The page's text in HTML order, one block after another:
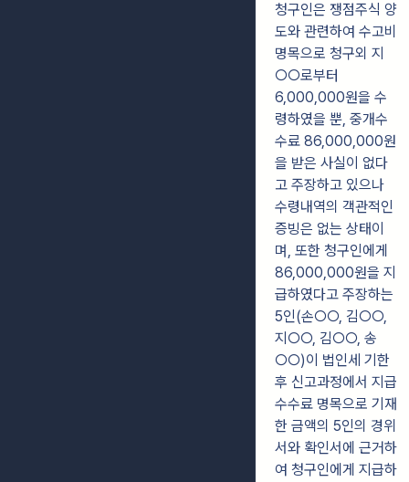
청구인은 쟁점주식 양
도와 관련하여 수고비
명목으로 청구외 지
○○로부터
6,000,000원을 수
령하였을 뿐, 중개수
수료 86,000,000원
을 받은 사실이 없다
고 주장하고 있으나
수령내역의 객관적인
증빙은 없는 상태이
며, 또한 청구인에게
86,000,000원을 지
급하였다고 주장하는
5인(손○○, 김○○,
지○○, 김○○, 송
○○)이 법인세 기한
후 신고과정에서 지급
수수료 명목으로 기재
한 금액의 5인의 경위
서와 확인서에 근거하
여 청구인에게 지급하